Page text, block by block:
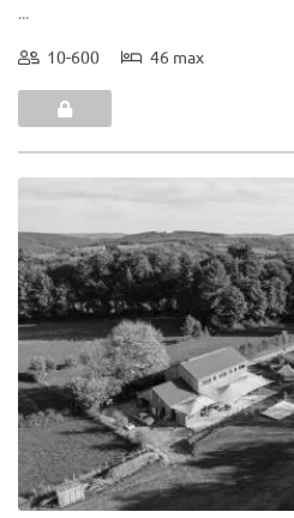
...
10-600 46 max